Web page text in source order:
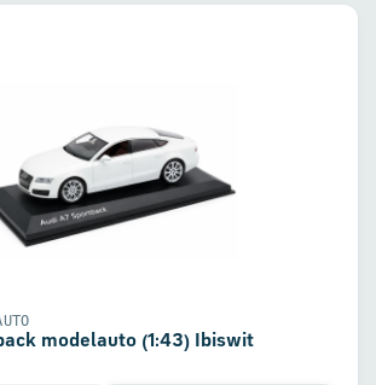
modelauto (1:43) Ibiswit